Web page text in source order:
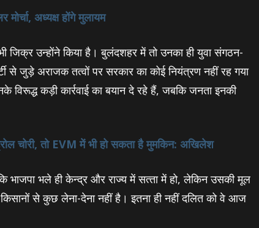
अध्‍यक्ष होंगे मुलायम
जिक्र उन्होंने किया है। बुलंदशहर में तो उनका ही युवा संगठन-
से जुड़े अराजक तत्वों पर सरकार का कोई नियंत्रण नहीं रह गया
विरूद्ध कड़ी कार्रवाई का बयान दे रहे हैं, जबकि जनता इनकी
चोरी, तो EVM में भी हो सकता है मुमकिन: अखिलेश
भाजपा भले ही केन्द्र और राज्य में सत्‍ता में हो, लेकिन उसकी मूल
किसानों से कुछ लेना-देना नहीं है। इतना ही नहीं दलित को वे आज